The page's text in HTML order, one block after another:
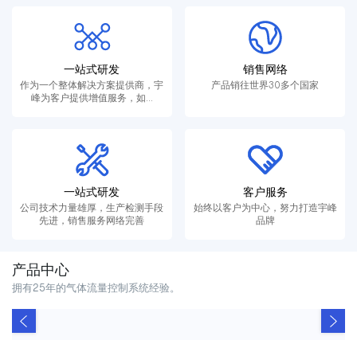
一站式研发
作为一个整体解决方案提供商，宇
峰为客户提供增值服务，如...
销售网络
产品销往世界30多个国家
一站式研发
公司技术力量雄厚，生产检测手段
先进，销售服务网络完善
客户服务
始终以客户为中心，努力打造宇峰
品牌
产品中心
拥有25年的气体流量控制系统经验。